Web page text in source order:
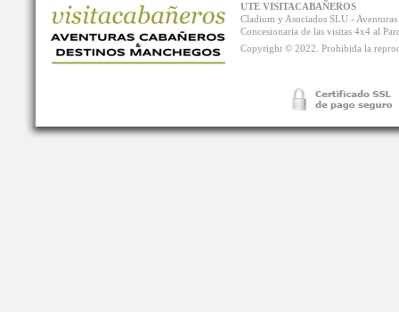
UTE VISITACABAÑEROS
Cladium y Asociados SLU -
Concesionaria de las visitas 4x4 al
Copyright © 2022. Prohibida la